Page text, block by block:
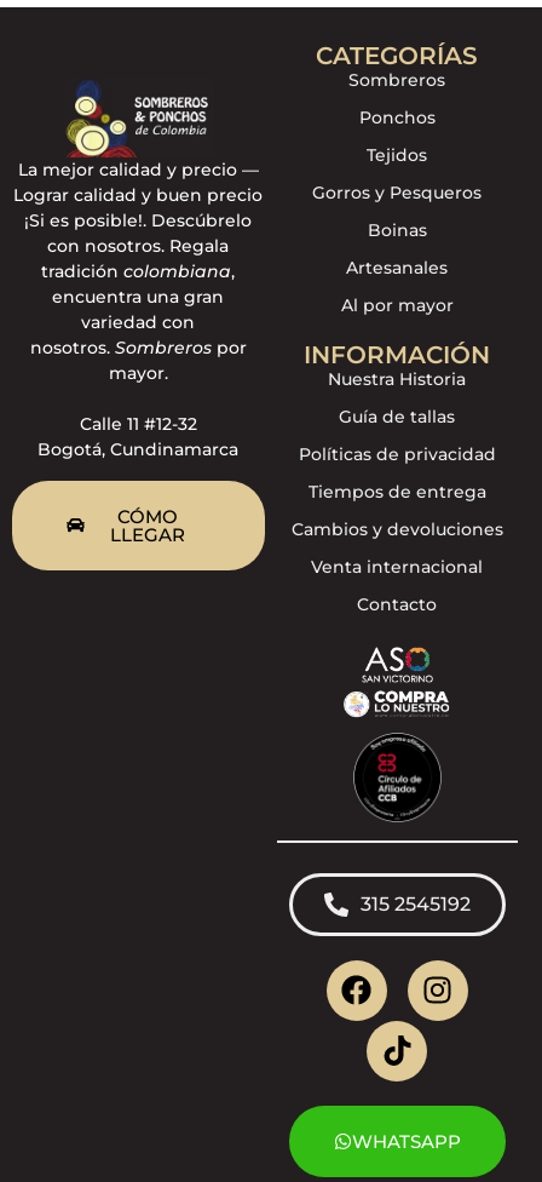
La mejor calidad y precio —
Lograr calidad y buen precio
¡Si es posible!. Descúbrelo
con nosotros. Regala
tradicióncolombiana,
encuentra una gran
variedad con
nosotros. Sombrerospor
mayor.
Calle 11 #12-32
Bogotá, Cundinamarca
CÓMO
LLEGAR
CATEGORÍAS
Sombreros
Ponchos
Tejidos
Gorros y Pesqueros
Boinas
Artesanales
Al por mayor
INFORMACIÓN
Nuestra Historia
Guía de tallas
Políticas de privacidad
Tiempos de entrega
Cambios y devoluciones
Venta internacional
Contacto
315 2545192
WHATSAPP